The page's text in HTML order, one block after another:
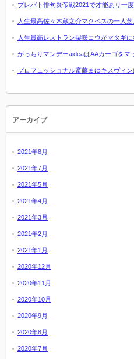
プレバト俳句炎帝戦2021で才能あり一
人生最高佐々木蔵之介マクベスの一人
人生最高レストラン柴咲コウがマタギ
がっちりマンデーaideaはAAカーゴをマ
プロフェッショナル斎藤まゆキスヴィ
アーカイブ
2021年8月
2021年7月
2021年5月
2021年4月
2021年3月
2021年2月
2021年1月
2020年12月
2020年11月
2020年10月
2020年9月
2020年8月
2020年7月